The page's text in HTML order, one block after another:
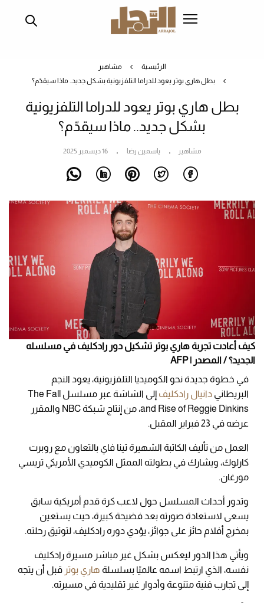
الرئيسية
مشاهير
بطل هاري بوتر يعود للدراما التلفزيونية بشكل جديد.. ماذا سيقدّم؟
بطل هاري بوتر يعود للدراما التلفزيونية
بشكل جديد.. ماذا سيقدّم؟
مشاهير ياسمين رضا 16 ديسمبر 2025
كيف أعادت تجربة هاري بوتر تشكيل دور رادكليف في مسلسله
الجديد؟ / المصدر | AFP
في خطوة جديدة نحو الكوميديا التلفزيونية، يعود النجم
البريطاني دانيال رادكليف
إلى الشاشة عبر مسلسل The Fall
and Rise of Reggie Dinkins، من إنتاج شبكة NBC والمقرر
عرضه في 23 فبراير المقبل.
العمل من تأليف الكاتبة الشهيرة تينا فاي بالتعاون مع روبرت
كارلوك، ويشارك في بطولته الممثل الكوميدي الأمريكي تريسي
مورغان.
وتدور أحداث المسلسل حول لاعب كرة قدم أمريكية سابق
يسعى لاستعادة صورته بعد فضيحة كبيرة، حيث يستعين
بمخرج أفلام حائز على جوائز، يؤدي دوره رادكليف، لتوثيق رحلته.
ويأتي هذا الدور ليعكس بشكل غير مباشر مسيرة رادكليف
نفسه، الذي ارتبط اسمه عالميًا بسلسلة هاري بوتر قبل أن يتجه
إلى تجارب فنية متنوعة وأدوار غير تقليدية في مسيرته.